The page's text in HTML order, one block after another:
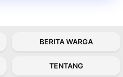
BERITA WARGA
TENTANG